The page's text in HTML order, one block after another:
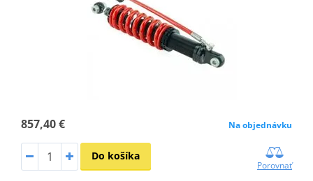
857,40 € Na objednávku
Do košíka
Porovnať